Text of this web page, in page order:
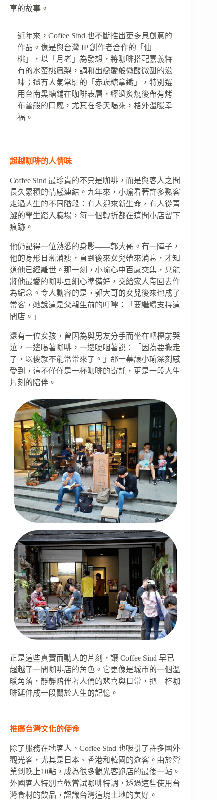
享的故事。
近年來，Coffee Sind 也不斷推出更多具創意的
作品。像是與台灣 IP 創作者合作的「仙
桃」，以「月老」為發想，將咖啡搭配嘉義特
有的水蜜桃鳳梨，調和出戀愛般微酸微甜的滋
味；還有人氣常駐的「赤崁糖拿鐵」，特別選
用台南黑糖鋪在咖啡表層，經過炙燒後帶有烤
布蕾般的口感，尤其在冬天喝來，格外溫暖幸
福。
超越咖啡的人情味
Coffee Sind 最珍貴的不只是咖啡，而是與客人之間
長久累積的情感連結。九年來，小瑜看著許多熟客
走過人生的不同階段：有人迎來新生命，有人從青
澀的學生踏入職場，每一個轉折都在這間小店留下
痕跡。
他仍記得一位熟悉的身影——郭大哥。有一陣子，
他的身形日漸消瘦，直到後來女兒帶來消息，才知
道他已經離世。那一刻，小瑜心中百感交集，只能
將他最愛的咖啡豆細心準備好，交給家人帶回去作
為紀念。令人動容的是，郭大哥的女兒後來也成了
常客，她說這是父親生前的叮嚀：「要繼續支持這
間店。」
還有一位女孩，曾因為與男友分手而坐在吧檯前哭
泣，一邊喝著咖啡，一邊哽咽著說：「因為要搬走
了，以後就不能常常來了。」那一幕讓小瑜深刻感
受到，這不僅僅是一杯咖啡的寄託，更是一段人生
片刻的陪伴。
正是這些真實而動人的片刻，讓 Coffee Sind 早已
超越了一間咖啡店的角色。它更像是城市的一個溫
暖角落，靜靜陪伴著人們的悲喜與日常，把一杯咖
啡延伸成一段關於人生的記憶。
推廣台灣文化的使命
除了服務在地客人，Coffee Sind 也吸引了許多國外
觀光客，尤其是日本、香港和韓國的遊客。由於營
業到晚上10點，成為很多觀光客跑店的最後一站。
外國客人特別喜歡嘗試咖啡特調，透過這些使用台
灣食材的飲品，認識台灣這塊土地的美好。